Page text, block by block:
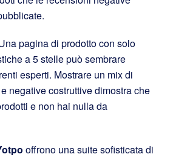
pagina di prodotto con solo
a 5 stelle può sembrare
esperti. Mostrare un mix di
negative costruttive dimostra che
e non hai nulla da
offrono una suite sofisticata di